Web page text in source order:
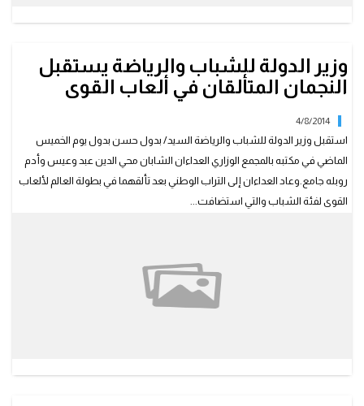
وزير الدولة للشباب والرياضة يستقبل
النجمان المتألقان في ألعاب القوى
4/8/2014
استقبل وزير الدولة للشباب والرياضة السيد/ بدول حسن بدول يوم الخميس
الماضي في مكتبه بالمجمع الوزاري العداءان الشابان محي الدين عبد وعيس وأدم
روبله جامع.وعاد العداءان إلى التراب الوطني بعد تألقهما في بطولة العالم لألعاب
القوى لفئة الشباب والتي استضافت...